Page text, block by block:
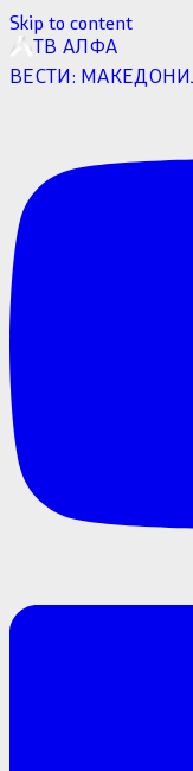
Skip to content
ТВ АЛФА
ВЕСТИ: